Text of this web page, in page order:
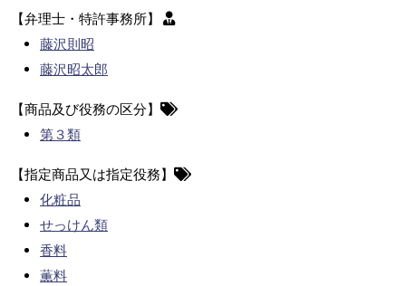
【弁理士・特許事務所】
藤沢則昭
藤沢昭太郎
【商品及び役務の区分】
第３類
【指定商品又は指定役務】
化粧品
せっけん類
香料
薫料